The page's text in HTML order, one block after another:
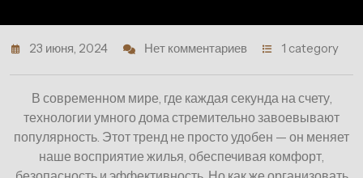
23 июня, 2024 Нет комментариев 1 category
В современном мире, где каждая секунда на счету,
технологии умного дома стремительно завоевывают
популярность. Этот тренд не просто удобен — он меняет
наше восприятие жилья, обеспечивая комфорт,